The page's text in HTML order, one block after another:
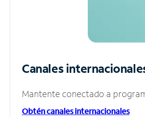
Canales
Mantente conectado a
Obtén canales internacionales